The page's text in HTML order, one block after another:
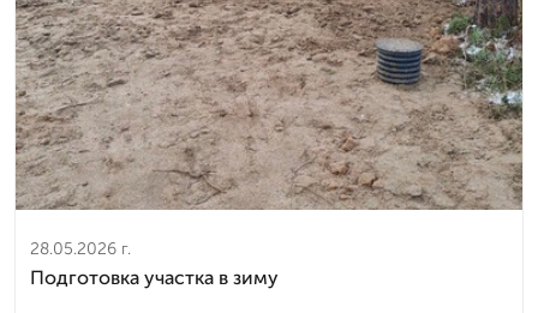
28.05.2026 г.
Подготовка участка в зиму